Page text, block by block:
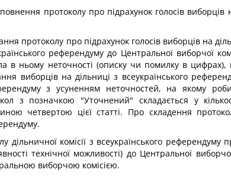
протоколу про підрахунок голосів
протоколу про підрахунок голосів виборців на
референдуму до Центральної виборчої
в ньому неточності (описку чи помилку в
виборців на дільниці з всеукраїнського
з усуненням неточностей, на якому
з позначкою "Уточнений" складається у
четвертою цієї статті. Про складення
дільничної комісії з всеукраїнського
технічної можливості) до Центральної
виборчою комісією.